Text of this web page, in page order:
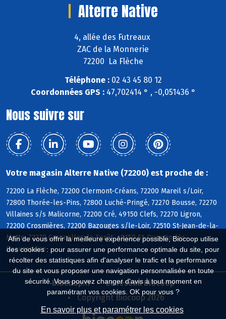
Afin de vous offrir la meilleure expérience possible, Biocoop utilise
des cookies : pour assurer une performance optimale du site, pour
récolter des statistiques afin d'analyser le trafic et la performance
du site et vous proposer une navigation personnalisée en toute
sécurité. Vous pouvez changer d'avis à tout moment en
paramétrant vos cookies. OK pour vous ?
En savoir plus et paramétrer les cookies
Alterre Native
4, allée des Futreaux
ZAC de la Monnerie
72200 La Flèche
Téléphone :02 43 45 80 12
Coordonnées GPS :47,702414 ° , -0,051436 °
Nous suivre sur
Votre magasin Alterre Native (72200) est proche de :
72200 La Flèche, 72200 Clermont-Créans, 72200 Mareil s/Loir,
72800 Thorée-les-Pins, 72800 Luché-Pringé, 72270 Bousse, 72270
Villaines s/s Malicorne, 72200 Cré, 49150 Clefs, 72270 Ligron,
72200 Crosmières, 72200 Bazouges s/le-Loir, 72510 St-Jean-de-la-
Motte, 72270 Courcelles-la-Forêt, 49150 St-Quentin-lès-
Beaurepaire
Biocoop.fr
Le réseau Biocoop
Copyright Biocoop 2026